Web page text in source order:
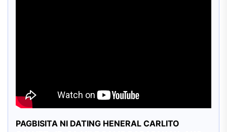
PAGBISITA NI DATING HENERAL CARLITO